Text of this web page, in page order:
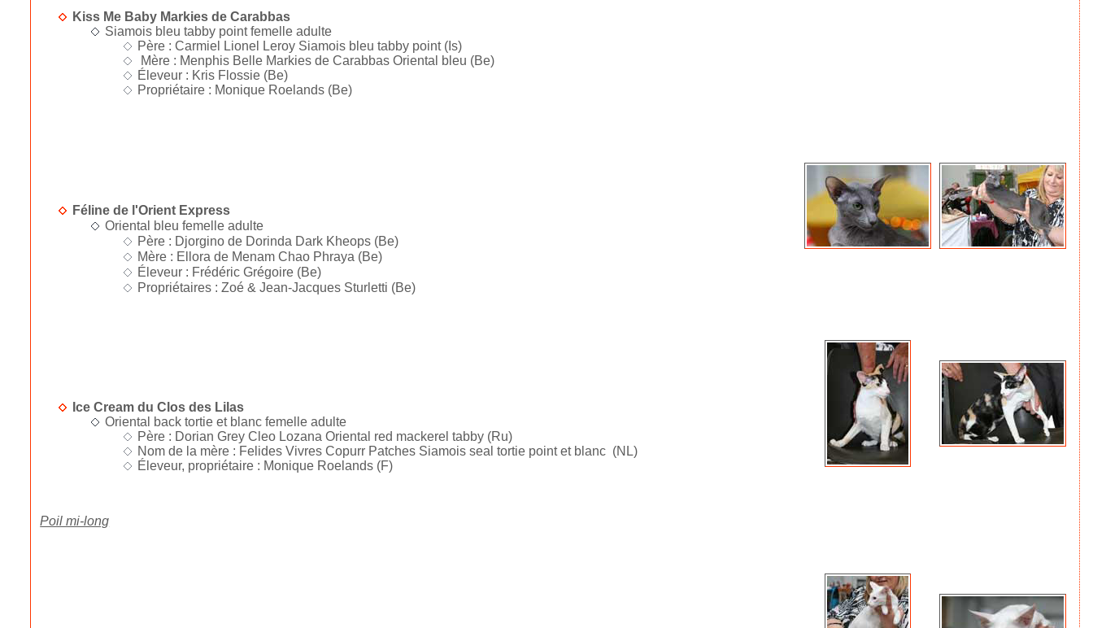
Kiss Me Baby Markies de Carabbas
Siamois bleu tabby point femelle adulte
Père : Carmiel Lionel Leroy Siamois bleu tabby point (Is)
Mère : Menphis Belle Markies de Carabbas Oriental bleu (Be)
Éleveur : Kris Flossie (Be)
Propriétaire : Monique Roelands (Be)
Féline de l'Orient Express
Oriental bleu femelle adulte
Père : Djorgino de Dorinda Dark Kheops (Be)
Mère : Ellora de Menam Chao Phraya (Be)
Éleveur : Frédéric Grégoire (Be)
Propriétaires : Zoé & Jean-Jacques Sturletti (Be)
Ice Cream du Clos des Lilas
Oriental back tortie et blanc femelle adulte
Père : Dorian Grey Cleo Lozana Oriental red mackerel tabby (Ru)
Nom de la mère : Felides Vivres Copurr Patches Siamois seal tortie point et blanc (NL)
Éleveur, propriétaire : Monique Roelands (F)
Poil mi-long